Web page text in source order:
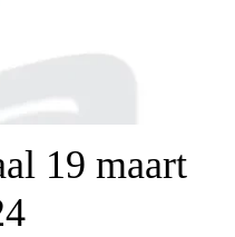
19 maart